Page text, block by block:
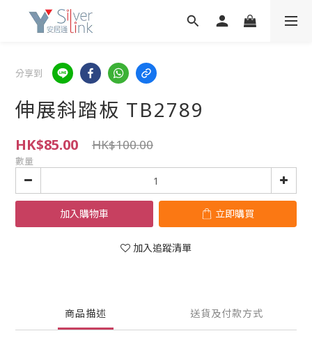
分享到
伸展斜踏板 TB2789
HK$85.00 HK$100.00
數量
加入購物車 立即購買
加入追蹤清單
商品描述 送貨及付款方式